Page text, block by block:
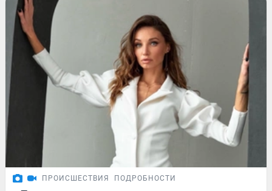
ПРОИСШЕСТВИЯ ПОДРОБНОСТИ